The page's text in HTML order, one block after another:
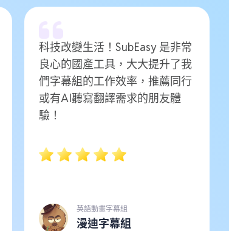
科技改變生活！SubEasy 是非常
良心的國產工具，大大提升了我
們字幕組的工作效率，推薦同行
或有AI聽寫翻譯需求的朋友體
驗！
英語動畫字幕組
漫迪字幕組